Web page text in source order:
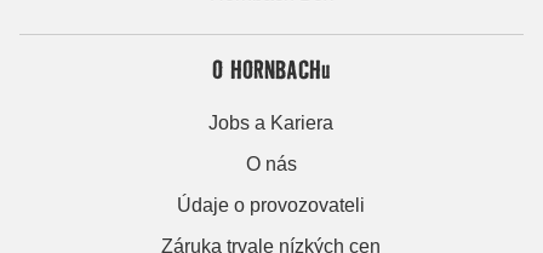
O HORNBACHu
Jobs a Kariera
O nás
Údaje o provozovateli
Záruka trvale nízkých cen